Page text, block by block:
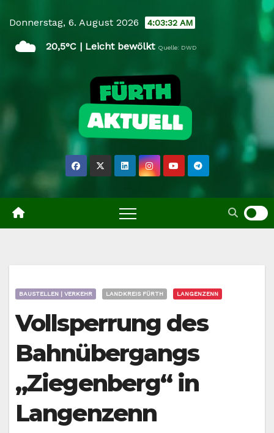
content
Donnerstag, 6. August 2026 4:03:33 AM
☁️ 20,5°C | Leicht bewölkt Quelle: DWD
BAUSTELLEN | VERKEHR LANDKREIS FÜRTH LANGENZENN
Vollsperrung des
Bahnübergangs
„Ziegenberg“ in
Langenzenn